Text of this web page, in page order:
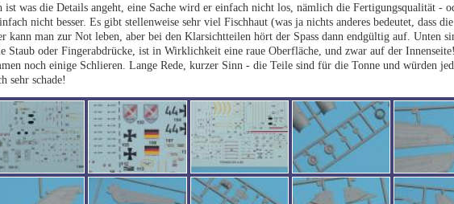
ist was die Details angeht, eine Sache wird er einfach nicht los, nämlich die Fertigungsqualität -
nicht besser. Es gibt stellenweise sehr viel Fischhaut (was ja nichts anderes bedeutet, dass
kann man zur Not leben, aber bei den Klarsichtteilen hört der Spass dann endgültig auf. Unten
Staub oder Fingerabdrücke, ist in Wirklichkeit eine raue Oberfläche, und zwar auf der
noch einige Schlieren. Lange Rede, kurzer Sinn - die Teile sind für die Tonne und würden
sehr schade!